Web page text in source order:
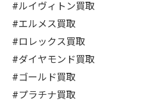
#ルイヴィトン買取
#エルメス買取
#ロレックス買取
#ダイヤモンド買取
#ゴールド買取
#プラチナ買取